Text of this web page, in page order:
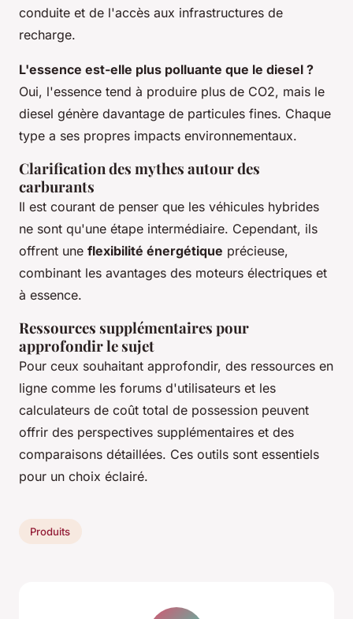
conduite et de l'accès aux infrastructures de
recharge.
L'essence est-elle plus polluante que le diesel ?
Oui, l'essence tend à produire plus de CO2, mais le
diesel génère davantage de particules fines. Chaque
type a ses propres impacts environnementaux.
Clarification des mythes autour des
carburants
Il est courant de penser que les véhicules hybrides
ne sont qu'une étape intermédiaire. Cependant, ils
offrent une flexibilité énergétique précieuse,
combinant les avantages des moteurs électriques et
à essence.
Ressources supplémentaires pour
approfondir le sujet
Pour ceux souhaitant approfondir, des ressources en
ligne comme les forums d'utilisateurs et les
calculateurs de coût total de possession peuvent
offrir des perspectives supplémentaires et des
comparaisons détaillées. Ces outils sont essentiels
pour un choix éclairé.
Produits